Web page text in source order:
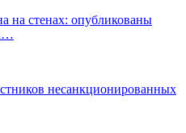
на стенах: опубликованы
несанкционированных